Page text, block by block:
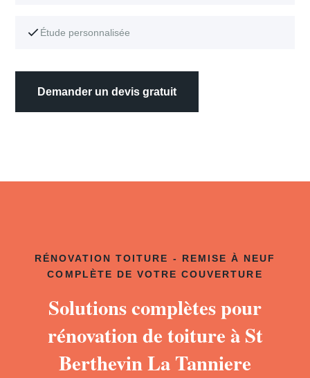
Étude personnalisée
Demander un devis gratuit
RÉNOVATION TOITURE - REMISE À NEUF
COMPLÈTE DE VOTRE COUVERTURE
Solutions complètes pour
rénovation de toiture à St
Berthevin La Tanniere